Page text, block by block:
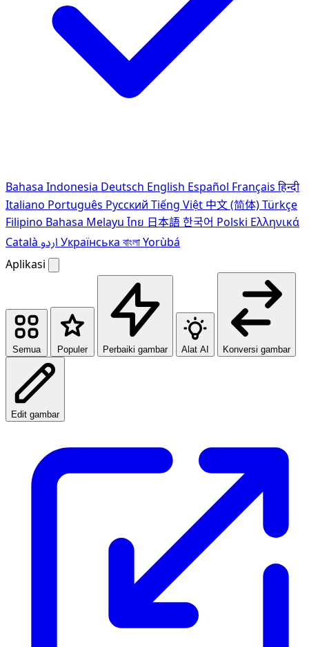
Bahasa Indonesia Deutsch English Español Français हिन्दी
Italiano Português Pусский Tiếng Việt 中文 (简体)Türkçe
Filipino Bahasa Melayu ไทย 日本語한국어 Polski Ελληνικά
Català
Українська বাংলাYorùbá
Aplikasi
Semua Populer Perbaiki gambar Alat AI Konversi gambar
Edit gambar